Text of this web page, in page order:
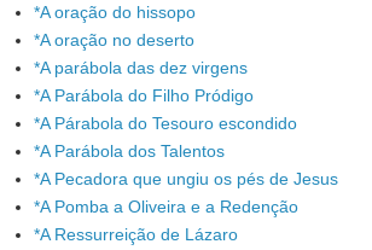
*A oração do hissopo
*A oração no deserto
*A parábola das dez virgens
*A Parábola do Filho Pródigo
*A Párabola do Tesouro escondido
*A Parábola dos Talentos
*A Pecadora que ungiu os pés de Jesus
*A Pomba a Oliveira e a Redenção
*A Ressurreição de Lázaro